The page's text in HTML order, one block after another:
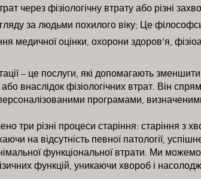
через фізіологічну втрату або різні
за людьми похилого віку; Це
медичної оцінки, охорони здоров’я,
– це послуги, які допомагають
або внаслідок фізіологічних втрат. Він
програмами,
три різні процеси старіння: старіння з
на відсутність певної патології,
функціональної втрати. Ми
функцій, уникаючи хвороб і